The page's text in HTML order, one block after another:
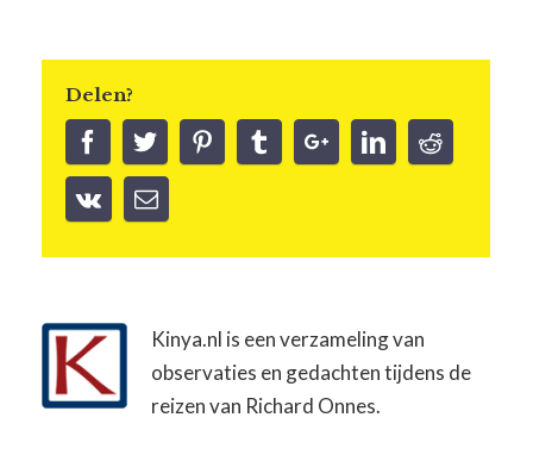
Delen?
Kinya.nl is een verzameling van
observaties en gedachten tijdens de
reizen van Richard Onnes.